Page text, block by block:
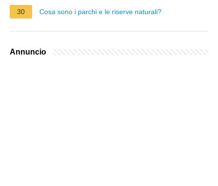
30 Cosa sono i parchi e le riserve naturali?
Annuncio